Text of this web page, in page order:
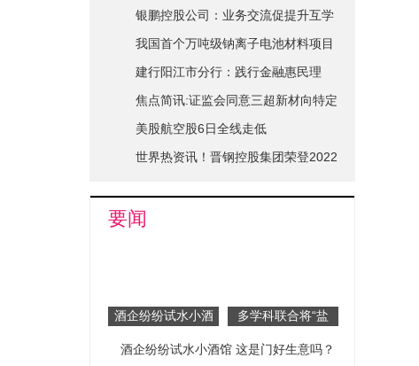
银鹏控股公司：业务交流促提升互学
互鉴共进步|世界简讯
我国首个万吨级钠离子电池材料项目
在山西综改区开建
建行阳江市分行：践行金融惠民理
念-全球关注
焦点简讯:证监会同意三超新材向特定
对象发行股票的注册申请
美股航空股6日全线走低
世界热资讯！晋钢控股集团荣登2022
要闻
酒企纷纷试水小酒
吗？
多学科联合将“盐
酒企纷纷试水小酒馆 这是门好生意吗？